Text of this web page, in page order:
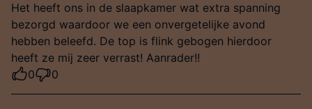
Het heeft ons in de slaapkamer wat extra spanning
bezorgd waardoor we een onvergetelijke avond
hebben beleefd. De top is flink gebogen hierdoor
heeft ze mij zeer verrast! Aanrader!!
0
0